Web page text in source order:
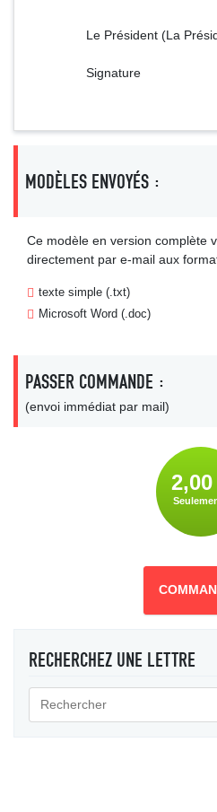
Le Président (La
Signature
MODÈLES ENVOYÉS :
Ce modèle en version complète
directement par e-mail aux
texte simple (.txt)
Microsoft Word (.doc)
PASSER COMMANDE :
(envoi immédiat par mail)
RECHERCHEZ UNE LETTRE